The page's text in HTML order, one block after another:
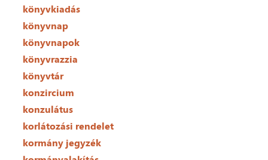
könyvkiadás
könyvnap
könyvnapok
könyvrazzia
könyvtár
konzircium
konzulátus
korlátozási rendelet
kormány jegyzék